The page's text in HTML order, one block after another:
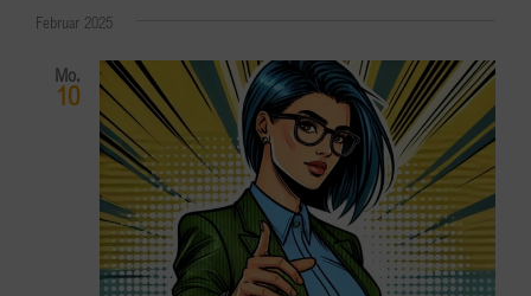
Februar 2025
Mo.
10